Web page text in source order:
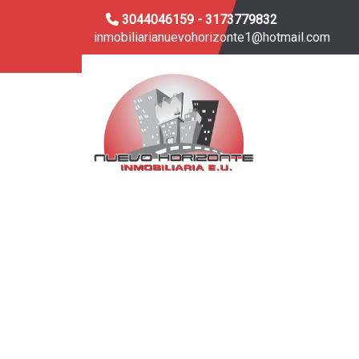
3044046159 - 3173779832
inmobiliarianuevohorizonte1@hotmail.com